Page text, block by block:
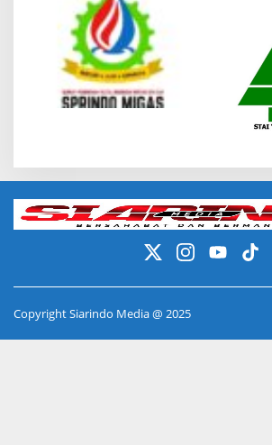
Copyright Siarindo Media @ 2025